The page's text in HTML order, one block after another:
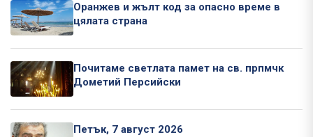
Оранжев и жълт код за опасно време в
цялата страна
Почитаме светлата памет на св. прпмчк
Дометий Персийски
Петък, 7 август 2026